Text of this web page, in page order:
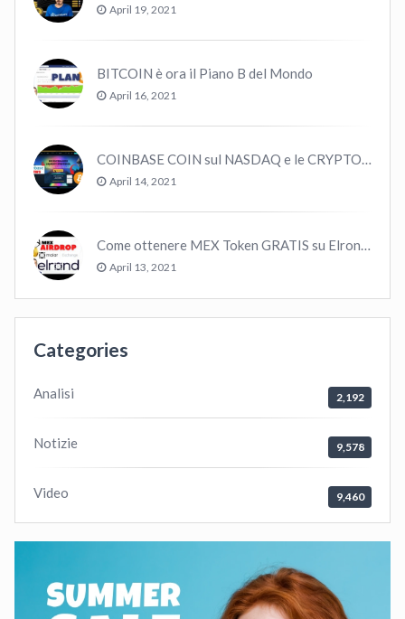
April 19, 2021
BITCOIN è ora il Piano B del Mondo
April 16, 2021
COINBASE COIN sul NASDAQ e le CRYPTO volano!
April 14, 2021
Come ottenere MEX Token GRATIS su Elrond ?
April 13, 2021
Categories
Analisi 2,192
Notizie 9,578
Video 9,460